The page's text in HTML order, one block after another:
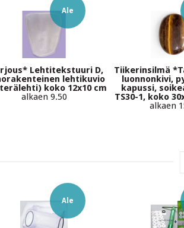
Ale
Lehtitekstuuri D,
lehtikuvio
koko 12x10 cm
alkaen 9.50
Tiikerinsilmä
luonnonkivi,
kapussi,
TS30-1, koko
alkaen
Ale